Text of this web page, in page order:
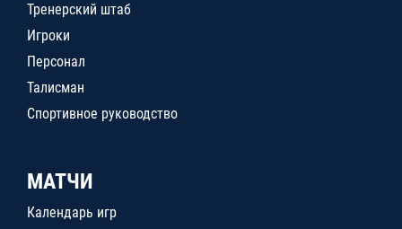
Тренерский штаб
Игроки
Персонал
Талисман
Спортивное руководство
МАТЧИ
Календарь игр